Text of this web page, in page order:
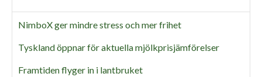
NimboX ger mindre stress och mer frihet
Tyskland öppnar för aktuella mjölkprisjämförelser
Framtiden flyger in i lantbruket